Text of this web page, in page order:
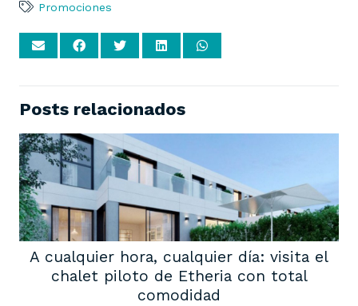
Promociones
Posts relacionados
A cualquier hora, cualquier día: visita el
chalet piloto de Etheria con total
comodidad